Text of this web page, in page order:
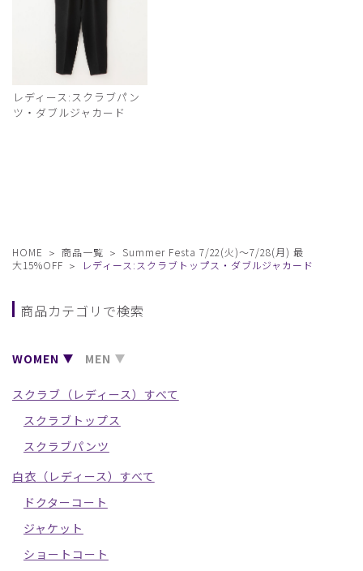
レディース:スクラブパン
ツ・ダブルジャカード
HOME 商品一覧
Summer Festa 7/22(火)〜7/28(月) 最
大15%OFF
レディース:スクラブトップス・ダブルジャカード
商品カテゴリで検索
WOMEN MEN
スクラブ（レディース）すべて
スクラブトップス
スクラブパンツ
白衣（レディース）すべて
ドクターコート
ジャケット
ショートコート